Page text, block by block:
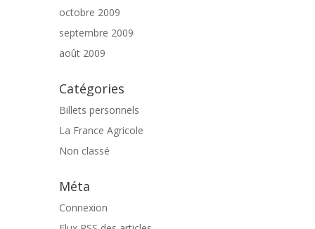
octobre 2009
septembre 2009
août 2009
Catégories
Billets personnels
La France Agricole
Non classé
Méta
Connexion